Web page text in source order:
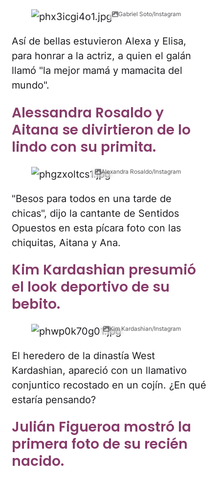
Gabriel Soto/Instagram
Así de bellas estuvieron Alexa y Elisa,
para honrar a la actriz, a quien el galán
llamó "la mejor mamá y mamacita del
mundo".
Alessandra Rosaldo y
Aitana se divirtieron de lo
lindo con su primita.
Alexandra Rosaldo/Instagram
"Besos para todos en una tarde de
chicas", dijo la cantante de Sentidos
Opuestos en esta pícara foto con las
chiquitas, Aitana y Ana.
Kim Kardashian presumió
el look deportivo de su
bebito.
Kim Kardashian/Instagram
El heredero de la dinastía West
Kardashian, apareció con un llamativo
conjuntico recostado en un cojín. ¿En qué
estaría pensando?
Julián Figueroa mostró la
primera foto de su recién
nacido.